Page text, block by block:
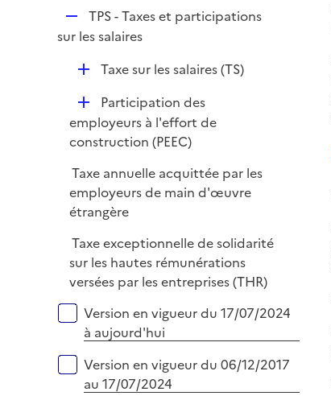
e
l
i
e
r
TPS - Taxes et participations
sur les salaires
D
l
i
r
Taxe sur les salaires (TS)
D
é
p
i
e
r
Participation des
employeurs à l'effort de
construction (PEEC)
Taxe annuelle acquittée par les
employeurs de main d'œuvre
étrangère
Taxe exceptionnelle de solidarité
sur les hautes rémunérations
versées par les entreprises (THR)
Versions sur la période
Version en vigueur du 17/07/2024
à aujourd'hui
Version en vigueur du 06/12/2017
au 17/07/2024